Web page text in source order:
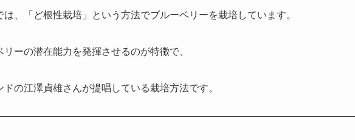
、「ど根性栽培」という方法でブルーベリーを栽培しています。
ーの潜在能力を発揮させるのが特徴で、
の江澤貞雄さんが提唱している栽培方法です。